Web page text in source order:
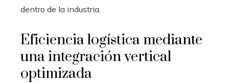
dentro de la industria.
Eficiencia logística mediante
una integración vertical
optimizada